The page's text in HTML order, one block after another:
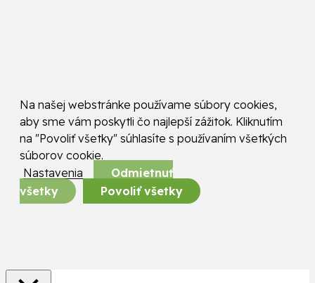
Na našej webstránke používame súbory cookies,
aby sme vám poskytli čo najlepší zážitok. Kliknutím
na "Povoliť všetky" súhlasíte s používaním všetkých
súborov cookie.
Nastavenia
Odmietnuť
všetky
Povoliť všetky